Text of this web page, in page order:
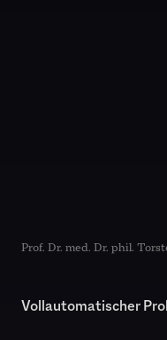
Prof. Dr. med. Dr. phil.
Vollautomatischer